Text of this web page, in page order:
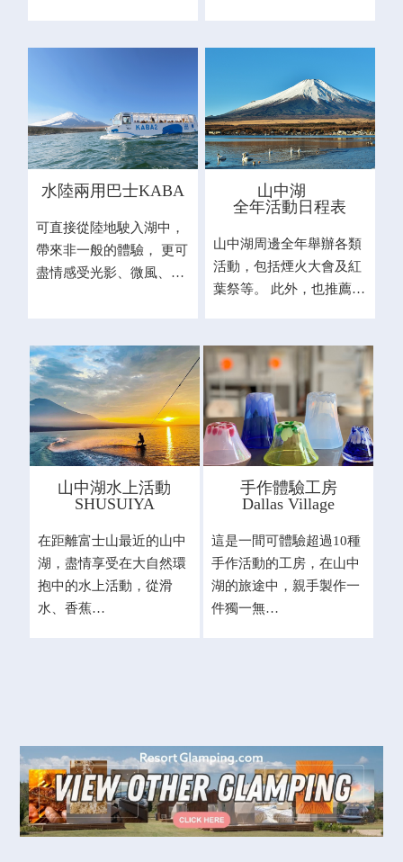
水陸兩用巴士KABA
可直接從陸地駛入湖中，
帶來非一般的體驗， 更可
盡情感受光影、微風、…
山中湖
全年活動日程表
山中湖周邊全年舉辦各類
活動，包括煙火大會及紅
葉祭等。 此外，也推薦…
山中湖水上活動
SHUSUIYA
在距離富士山最近的山中
湖，盡情享受在大自然環
抱中的水上活動，從滑
水、香蕉…
手作體驗工房
Dallas Village
這是一間可體驗超過10種
手作活動的工房，在山中
湖的旅途中，親手製作一
件獨一無…